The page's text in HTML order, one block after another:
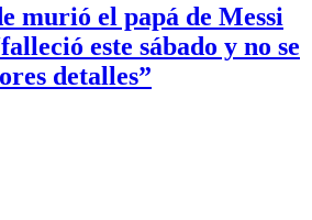
murió el papá de Messi
este sábado y no se
detalles”